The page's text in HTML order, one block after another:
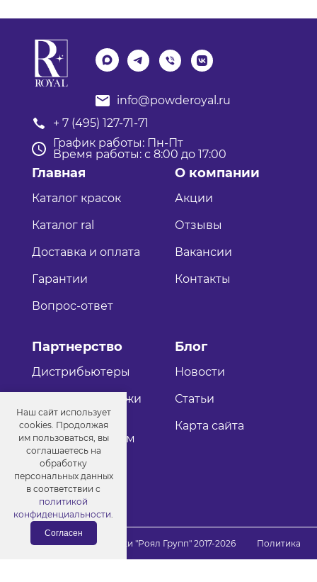
info@powderoyal.ru
+ 7 (495) 127-71-71
График работы: Пн-Пт
Время работы: с 8:00 до 17:00
Главная
Каталог красок
Каталог ral
Доставка и оплата
Гарантии
Вопрос-ответ
О компании
Акции
Отзывы
Вакансии
Контакты
Партнерство
Дистрибьютеры
Оптовые продажи
Как стать
дистрибьютером
Блог
Новости
Статьи
Карта сайта
© Порошковые краски "Роял Групп" 2017-2026
Политика
конфиденциальности
Наш сайт использует
cookies. Продолжая
им пользоваться, вы
соглашаетесь на
обработку
персональных данных
в соответствии с
политикой
конфиденциальности.
Согласен